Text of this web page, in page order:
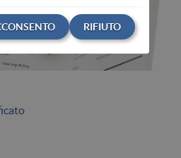
RIFIUTO